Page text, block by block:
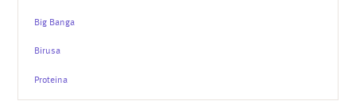
Big Banga
Birusa
Proteina